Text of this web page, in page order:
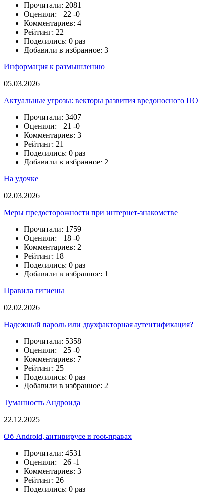
Прочитали: 2081
Оценили: +22 -0
Комментариев: 4
Рейтинг: 22
Поделились: 0 раз
Добавили в избранное: 3
Информация к размышлению
05.03.2026
Актуальные угрозы: векторы развития вредоносного ПО
Прочитали: 3407
Оценили: +21 -0
Комментариев: 3
Рейтинг: 21
Поделились: 0 раз
Добавили в избранное: 2
На удочке
02.03.2026
Меры предосторожности при интернет-знакомстве
Прочитали: 1759
Оценили: +18 -0
Комментариев: 2
Рейтинг: 18
Поделились: 0 раз
Добавили в избранное: 1
Правила гигиены
02.02.2026
Надежный пароль или двухфакторная аутентификация?
Прочитали: 5358
Оценили: +25 -0
Комментариев: 7
Рейтинг: 25
Поделились: 0 раз
Добавили в избранное: 2
Туманность Андроида
22.12.2025
Об Android, антивирусе и root-правах
Прочитали: 4531
Оценили: +26 -1
Комментариев: 3
Рейтинг: 26
Поделились: 0 раз